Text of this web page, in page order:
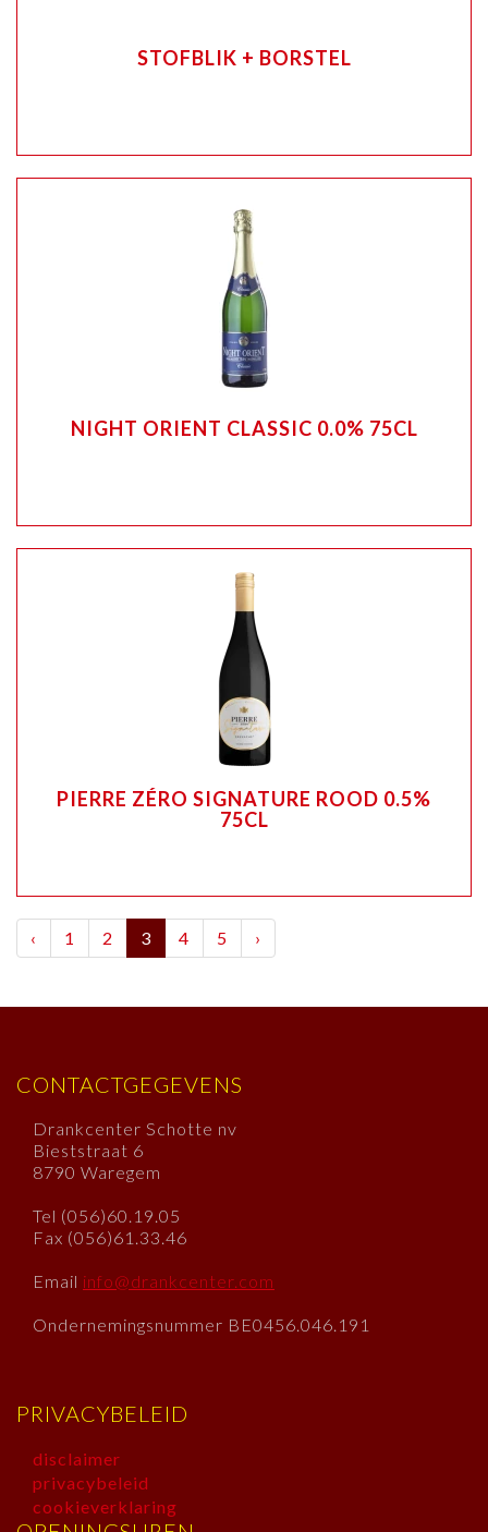
STOFBLIK + BORSTEL
NIGHT ORIENT CLASSIC 0.0% 75CL
PIERRE ZÉRO SIGNATURE ROOD 0.5%
75CL
‹ 1 2 3 4 5 ›
CONTACTGEGEVENS
Drankcenter Schotte nv
Bieststraat 6
8790 Waregem
Tel (056)60.19.05
Fax (056)61.33.46
Email info@drankcenter.com
Ondernemingsnummer BE0456.046.191
PRIVACYBELEID
disclaimer
privacybeleid
cookieverklaring